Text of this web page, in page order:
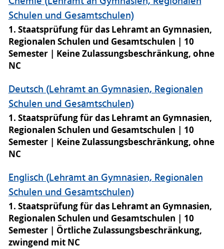
Lehramt an Gymnasien, Regionalen
Schulen und Gesamtschulen
aktuell gültig für Neuimmatrikulationen zum 1.
Fachsemester:
Schulen und Gesamtschulen)
1. Staatsprüfung für das Lehramt an Gymnasien,
Regionalen Schulen und Gesamtschulen
10
Semester
Keine Zulassungsbeschränkung, ohne
NC
Deutsch (Lehramt an Gymnasien, Regionalen
Schulen und Gesamtschulen)
1. Staatsprüfung für das Lehramt an Gymnasien,
Regionalen Schulen und Gesamtschulen
10
Semester
Keine Zulassungsbeschränkung, ohne
NC
Englisch (Lehramt an Gymnasien, Regionalen
Schulen und Gesamtschulen)
1. Staatsprüfung für das Lehramt an Gymnasien,
Regionalen Schulen und Gesamtschulen
10
Semester
Örtliche Zulassungsbeschränkung,
zwingend mit NC